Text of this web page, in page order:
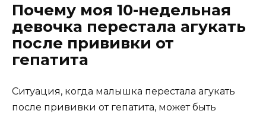
Почему моя 10-недельная
девочка перестала агукать
после прививки от
гепатита
Ситуация, когда малышка перестала агукать
после прививки от гепатита, может быть